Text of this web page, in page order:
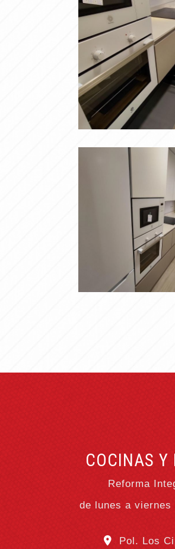
CAJÓN
COCINAS Y
Reforma
de lunes a viernes
Pol. Los